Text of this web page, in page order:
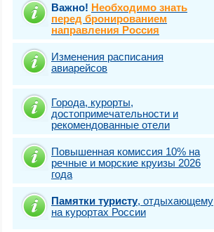
Важно! Необходимо знать
перед бронированием
направления Россия
Изменения расписания
авиарейсов
Города, курорты,
достопримечательности и
рекомендованные отели
Повышенная комиссия 10% на
речные и морские круизы 2026
года
Памятки туристу, отдыхающему
на курортах России